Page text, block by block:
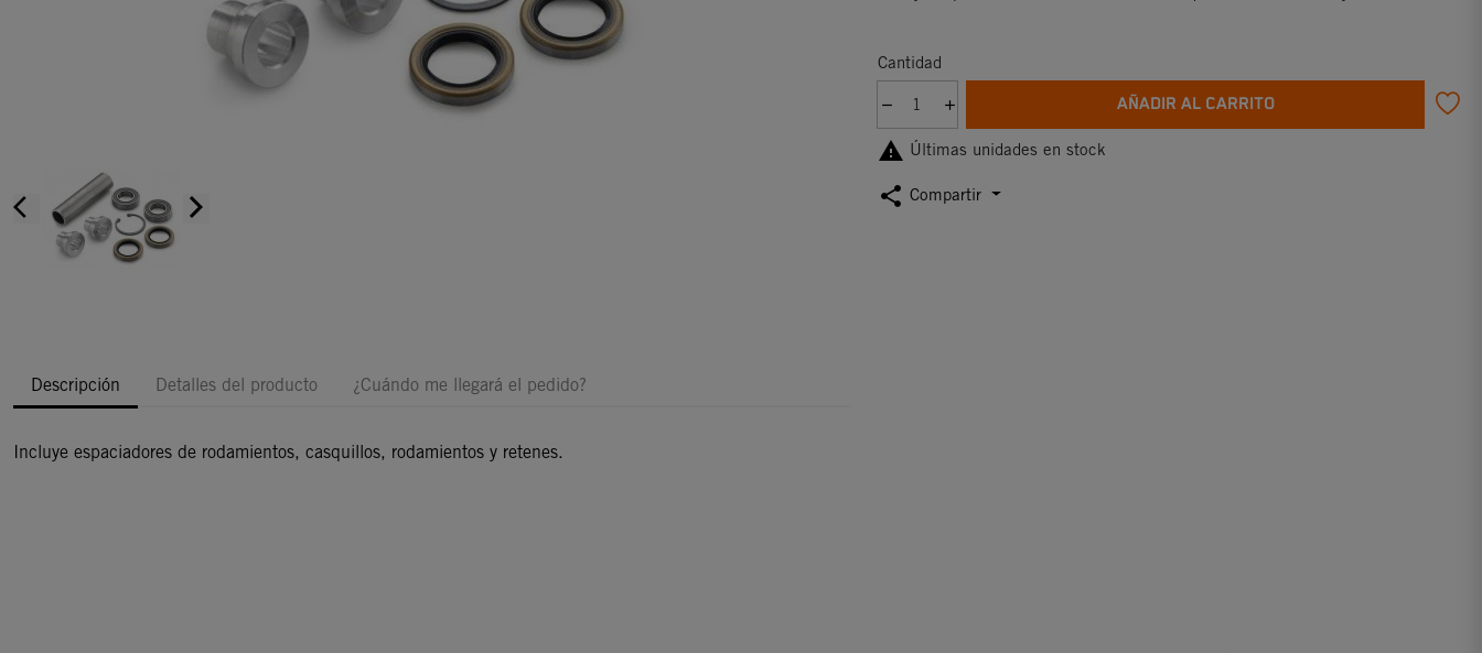
arrow_back_ios arrow_forward_ios
Descripción Detalles del producto ¿Cuándo me llegará el pedido?
Incluye espaciadores de rodamientos, casquillos, rodamientos y retenes.
Cantidad
AÑADIR AL CARRITO
 Últimas unidades en stock
share Compartir